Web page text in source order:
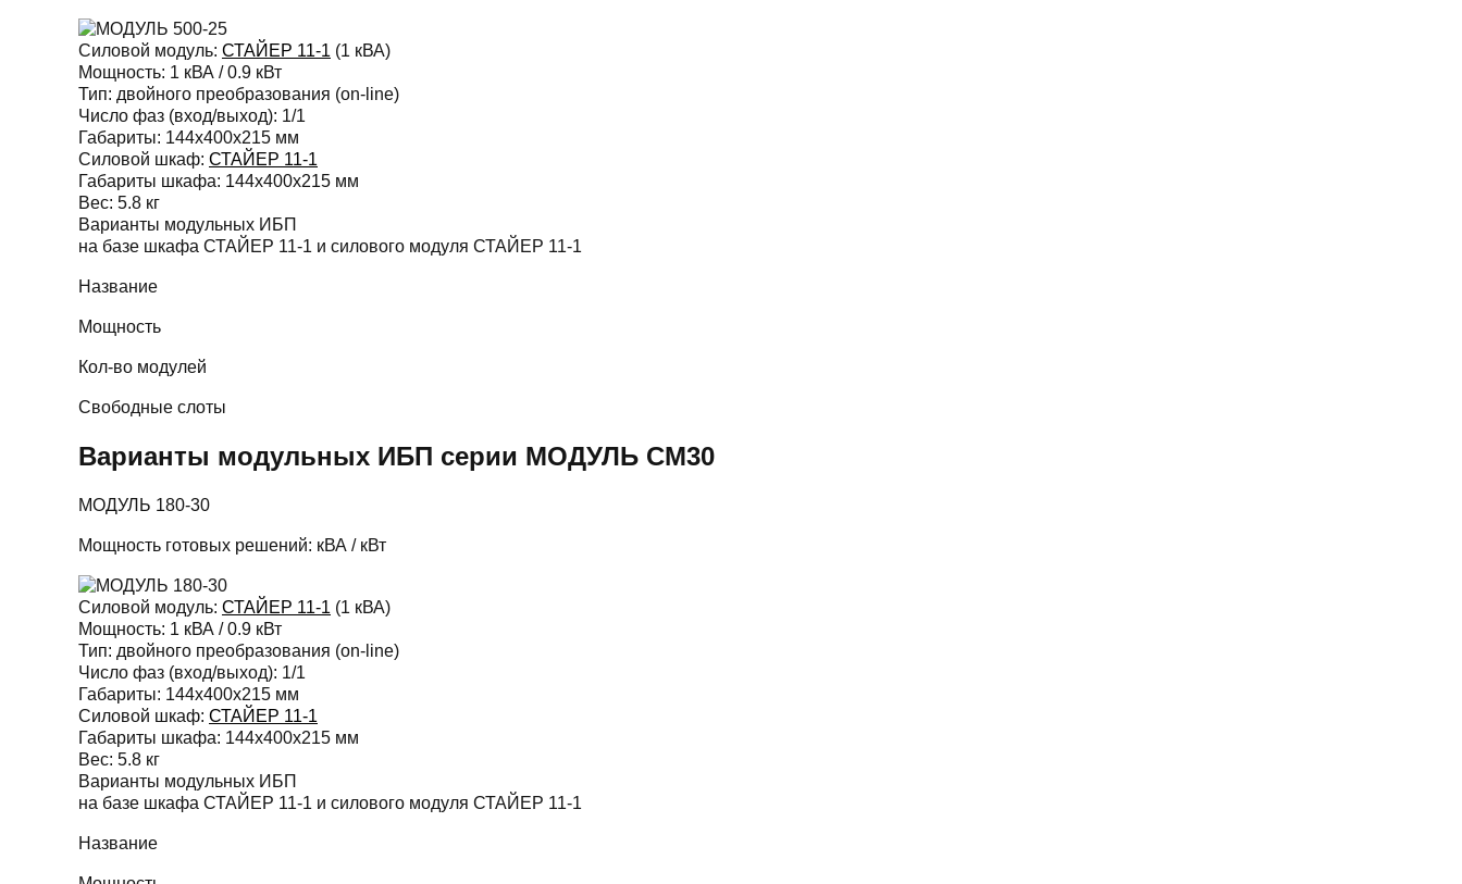
Силовой модуль: СТАЙЕР 11-1 (1 кВА)
Мощность: 1 кВА / 0.9 кВт
Тип: двойного преобразования (on-line)
Число фаз (вход/выход): 1/1
Габариты: 144х400х215 мм
Силовой шкаф: СТАЙЕР 11-1
Габариты шкафа: 144х400х215 мм
Вес: 5.8 кг
Варианты модульных ИБП
на базе шкафа СТАЙЕР 11-1 и силового модуля СТАЙЕР 11-1
Название
Мощность
Кол-во модулей
Свободные слоты
Варианты модульных ИБП серии МОДУЛЬ СМ30
МОДУЛЬ 180-30
Мощность готовых решений: кВА / кВт
Силовой модуль: СТАЙЕР 11-1 (1 кВА)
Мощность: 1 кВА / 0.9 кВт
Тип: двойного преобразования (on-line)
Число фаз (вход/выход): 1/1
Габариты: 144х400х215 мм
Силовой шкаф: СТАЙЕР 11-1
Габариты шкафа: 144х400х215 мм
Вес: 5.8 кг
Варианты модульных ИБП
на базе шкафа СТАЙЕР 11-1 и силового модуля СТАЙЕР 11-1
Название